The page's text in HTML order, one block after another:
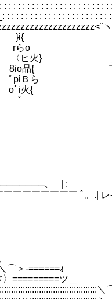
: : : : : : : : : : : : : : : : : :
: : : : : : : : : : : : : : : : :
＼V/
らo
火} ＿
ミ=「ト
ら ヾく
{ {三〈
ﾟ ﾏｷ
辷笠
｛ ﾑー
三
＿＿__rト
益z,/
ﾟ| |
¨¨ﾟ| | ム
､ | :
￣￣￣￣￣￣￣￣ ﾟ。.|
|」 └──‐ |/
|/
ｫ
ツ＿
＼⌒